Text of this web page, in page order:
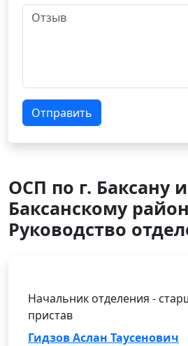
Отправить
ОСП по г. Баксану и
Баксанскому
Руководство
Начальник отделения -
пристав
Гидзов Аслан Таусенович